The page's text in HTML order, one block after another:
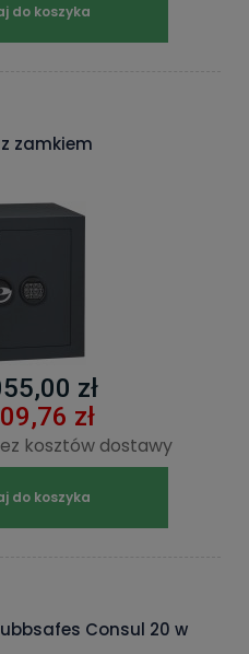
do koszyka
z zamkiem
zł
zł
kosztów dostawy
do koszyka
Consul 20 w